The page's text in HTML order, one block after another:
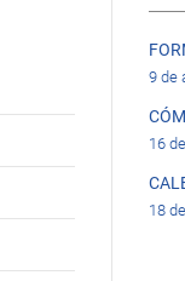
9 de
16
18